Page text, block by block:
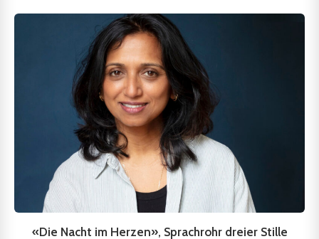
«Die Nacht im Herzen», Sprachrohr dreier Stille